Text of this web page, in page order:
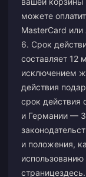
можете
MasterCard или
6. Срок
составляет 12
исключением
действия
срок действия
и Германии —
и положения,
страницездесь.